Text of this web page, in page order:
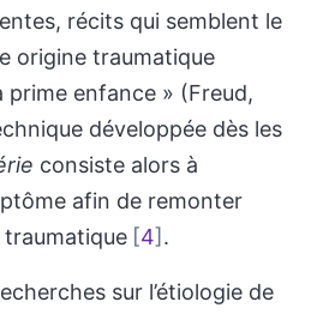
récits qui semblent le
origine traumatique
prime enfance » (Freud,
développée dès les
consiste alors à
afin de remonter
traumatique 4 .
sur l’étiologie de